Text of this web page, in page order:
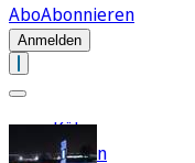
AboAbonnieren
Anmelden
Köln
Region